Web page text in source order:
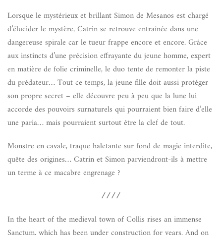
Lorsque le mystérieux et brillant Simon de Mesanos est chargé
d’élucider le mystère, Catrin se retrouve entraînée dans une
dangereuse spirale car le tueur frappe encore et encore. Grâce
aux instincts d’une précision effrayante du jeune homme, expert
en matière de folie criminelle, le duo tente de remonter la piste
du prédateur… Tout ce temps, la jeune fille doit aussi protéger
son propre secret – elle découvre peu à peu que la lune lui
accorde des pouvoirs surnaturels qui pourraient bien faire d’elle
une paria… mais pourraient surtout être la clef de tout.
Monstre en cavale, traque haletante sur fond de magie interdite,
quête des origines… Catrin et Simon parviendront-ils à mettre
un terme à ce macabre engrenage ?
////
In the heart of the medieval town of Collis rises an immense